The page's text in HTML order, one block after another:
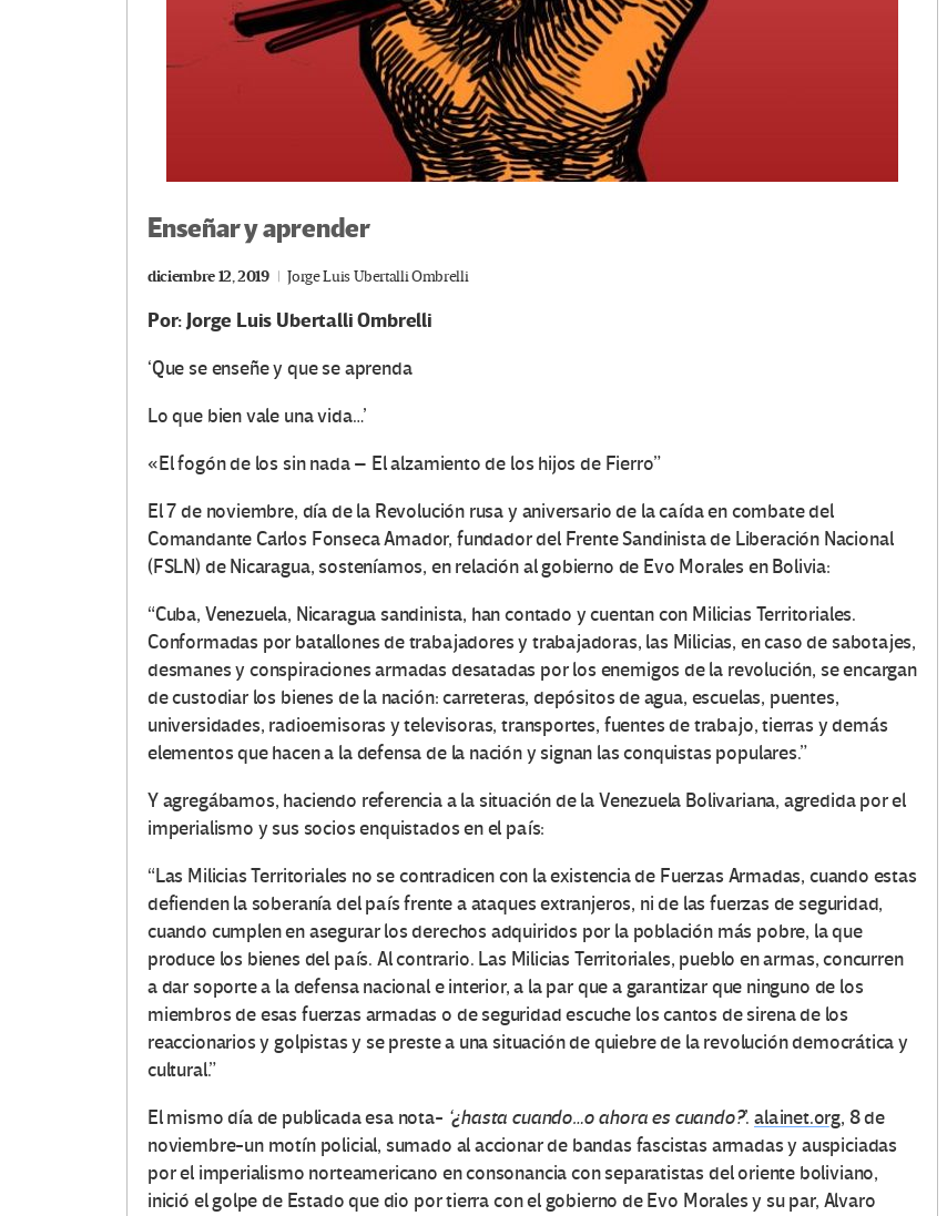
Enseñar y aprender
diciembre 12, 2019 Jorge Luis Ubertalli Ombrelli
Por: Jorge Luis Ubertalli Ombrelli
‘Que se enseñe y que se aprenda
Lo que bien vale una vida…’
«El fogón de los sin nada – El alzamiento de los hijos de Fierro”
El 7 de noviembre, día de la Revolución rusa y aniversario de la caída en combate del
Comandante Carlos Fonseca Amador, fundador del Frente Sandinista de Liberación Nacional
(FSLN) de Nicaragua, sosteníamos, en relación al gobierno de Evo Morales en Bolivia:
“Cuba, Venezuela, Nicaragua sandinista, han contado y cuentan con Milicias Territoriales.
Conformadas por batallones de trabajadores y trabajadoras, las Milicias, en caso de sabotajes,
desmanes y conspiraciones armadas desatadas por los enemigos de la revolución, se encargan
de custodiar los bienes de la nación: carreteras, depósitos de agua, escuelas, puentes,
universidades, radioemisoras y televisoras, transportes, fuentes de trabajo, tierras y demás
elementos que hacen a la defensa de la nación y signan las conquistas populares.”
Y agregábamos, haciendo referencia a la situación de la Venezuela Bolivariana, agredida por el
imperialismo y sus socios enquistados en el país:
“Las Milicias Territoriales no se contradicen con la existencia de Fuerzas Armadas, cuando estas
defienden la soberanía del país frente a ataques extranjeros, ni de las fuerzas de seguridad,
cuando cumplen en asegurar los derechos adquiridos por la población más pobre, la que
produce los bienes del país. Al contrario. Las Milicias Territoriales, pueblo en armas, concurren
a dar soporte a la defensa nacional e interior, a la par que a garantizar que ninguno de los
miembros de esas fuerzas armadas o de seguridad escuche los cantos de sirena de los
reaccionarios y golpistas y se preste a una situación de quiebre de la revolución democrática y
cultural.”
El mismo día de publicada esa nota- ‘¿hasta cuando…o ahora es cuando?’.alainet.org, 8 de
noviembre-un motín policial, sumado al accionar de bandas fascistas armadas y auspiciadas
por el imperialismo norteamericano en consonancia con separatistas del oriente boliviano,
inició el golpe de Estado que dio por tierra con el gobierno de Evo Morales y su par, Alvaro